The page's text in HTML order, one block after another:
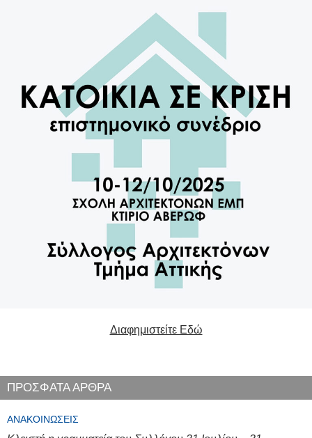
Διαφημιστείτε Εδώ
ΠΡΟΣΦΑΤΑ ΑΡΘΡΑ
ΑΝΑΚΟΙΝΏΣΕΙΣ